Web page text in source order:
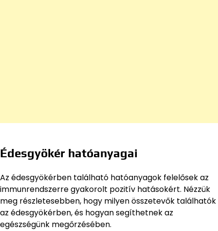
Édesgyökér hatóanyagai
Az édesgyökérben található hatóanyagok felelősek az
immunrendszerre gyakorolt pozitív hatásokért. Nézzük
meg részletesebben, hogy milyen összetevők találhatók
az édesgyökérben, és hogyan segíthetnek az
egészségünk megőrzésében.